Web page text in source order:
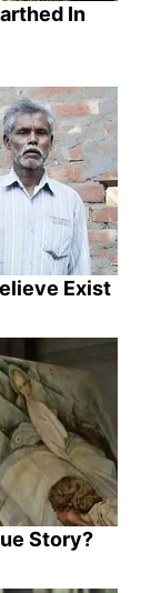
In
Exist
Story?